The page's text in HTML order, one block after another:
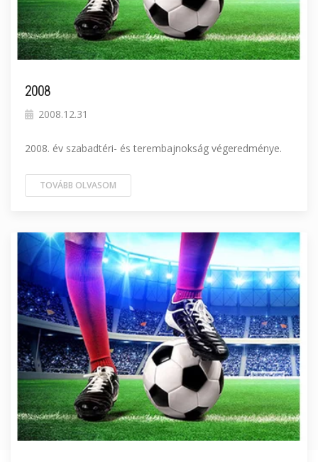
2008
2008.12.31
2008. év szabadtéri- és terembajnokság végeredménye.
TOVÁBB OLVASOM